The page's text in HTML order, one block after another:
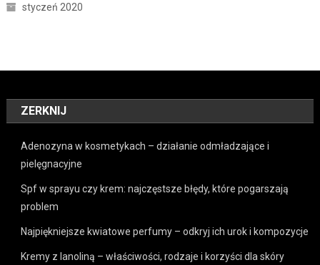
styczeń 2020
ZERKNIJ
Adenozyna w kosmetykach – działanie odmładzające i
pielęgnacyjne
Spf w sprayu czy krem: najczęstsze błędy, które pogarszają
problem
Najpiękniejsze kwiatowe perfumy – odkryj ich urok i kompozycje
Kremy z lanoliną – właściwości, rodzaje i korzyści dla skóry